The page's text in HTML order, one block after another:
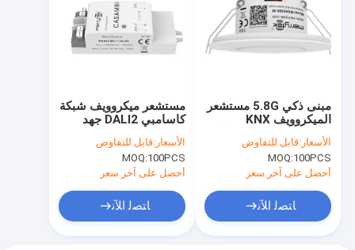
مستشعر ميكروويف شبكة
كاسامبي DALI2 جهد
تيار متردد لإضاءة السقف
الأسعار:قابل للتفاوض
MOQ:100PCS
أحصل على آخر سعر
ﺎﺘﺼﻟ ﺍﻶﻧ
مبنى ذكي 5.8G مستشعر
الميكروويف KNX
مستشعر الحركة مع تيار
العمل 8 ± 1mA
الأسعار:قابل للتفاوض
MOQ:100PCS
أحصل على آخر سعر
ﺎﺘﺼﻟ ﺍﻶﻧ